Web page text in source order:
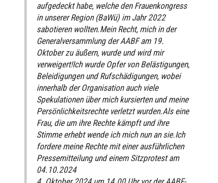
aufgedeckt habe, welche den Frauenkongress
in unserer Region (BaWü) im Jahr 2022
sabotieren wollten.Mein Recht, mich in der
Generalversammlung der AABF am 19.
Oktober zu äußern, wurde und wird mir
verweigert!Ich wurde Opfer von Belästigungen,
Beleidigungen und Rufschädigungen, wobei
innerhalb der Organisation auch viele
Spekulationen über mich kursierten und meine
Persönlichkeitsrechte verletzt wurden.Als eine
Frau, die um ihre Rechte kämpft und ihre
Stimme erhebt wende ich mich nun an sie.Ich
fordere meine Rechte mit einer ausführlichen
Pressemitteilung und einem Sitzprotest am
04.10.2024